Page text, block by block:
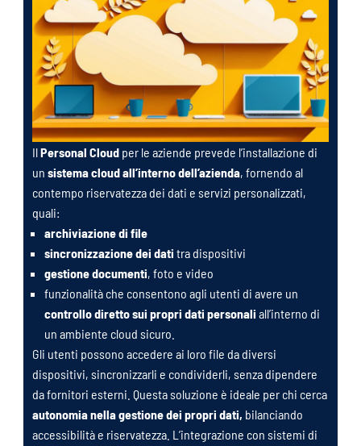
IlPersonal Cloudper le aziende prevede l’installazione di
un sistema cloud all’interno dell’azienda, fornendo al
contempo riservatezza dei dati e servizi personalizzati,
quali:
archiviazione di file
sincronizzazione dei dati tra dispositivi
gestione documenti, foto e video
funzionalità che consentono agli utenti di avere un
controllo diretto sui propri dati personali all’interno di
un ambiente cloud sicuro.
Gli utenti possono accedere ai loro file da diversi
dispositivi, sincronizzarli e condividerli, senza dipendere
da fornitori esterni. Questa soluzione è ideale per chi cerca
autonomia nella gestione dei propri dati, bilanciando
accessibilità e riservatezza. L’integrazione con sistemi di